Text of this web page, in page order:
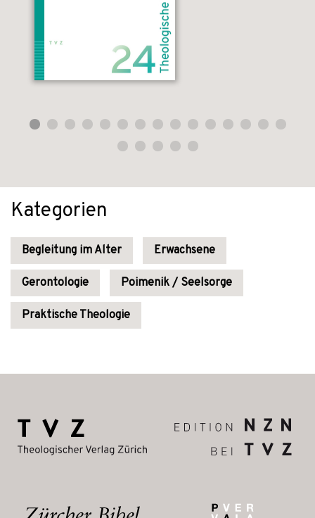
Kategorien
Begleitung im Alter Erwachsene
Gerontologie Poimenik / Seelsorge
Praktische Theologie